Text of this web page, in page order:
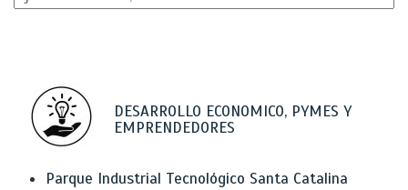
DESARROLLO ECONOMICO, PYMES Y
EMPRENDEDORES
Parque Industrial Tecnológico Santa Catalina